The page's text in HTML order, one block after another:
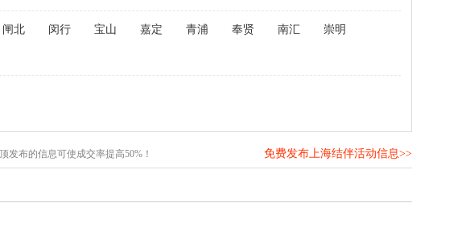
闸北 闵行 宝山 嘉定 青浦 奉贤 南汇 崇明
发布的信息可使成交率提高50%！ 免费发布上海结伴活动信息>>